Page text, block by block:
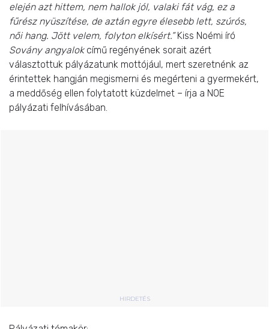
elején azt hittem, nem hallok jól, valaki fát vág, ez a
fűrész nyüszítése, de aztán egyre élesebb lett, szúrós,
női hang. Jött velem, folyton elkísért.”Kiss Noémi író
Sovány angyalok című regényének sorait azért
választottuk pályázatunk mottójául, mert szeretnénk az
érintettek hangján megismerni és megérteni a gyermekért,
a meddőség ellen folytatott küzdelmet – írja a NOE
pályázati felhívásában.
HIRDETÉS